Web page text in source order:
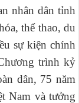
nhân dân tỉnh
thể thao, du
sự kiện chính
trình kỷ
dân, 75 năm
Nam và tưởng